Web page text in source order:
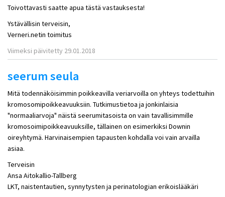
Toivottavasti saatte apua tästä vastauksesta!
Ystävällisin terveisin,
Verneri.netin toimitus
Viimeksi päivitetty 29.01.2018
seerum seula
Mitä todennäköisimmin poikkeavilla veriarvoilla on yhteys todettuihin
kromosomipoikkeavuuksiin. Tutkimustietoa ja jonkinlaisia
"normaaliarvoja" näistä seerumitasoista on vain tavallisimmille
kromosoimipoikkeavuuksille, tällainen on esimerkiksi Downin
oireyhtymä. Harvinaisempien tapausten kohdalla voi vain arvailla
asiaa.
Terveisin
Ansa Aitokallio-Tallberg
LKT, naistentautien, synnytysten ja perinatologian erikoislääkäri